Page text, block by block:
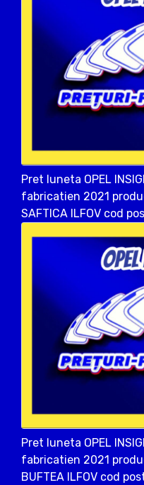
Pret luneta OPEL
fabricatien 2021
SAFTICA ILFOV cod
Pret luneta OPEL
fabricatien 2021
BUFTEA ILFOV cod